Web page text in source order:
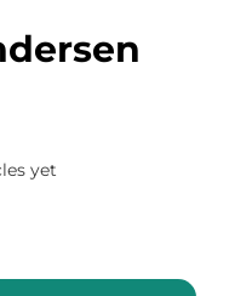
yet